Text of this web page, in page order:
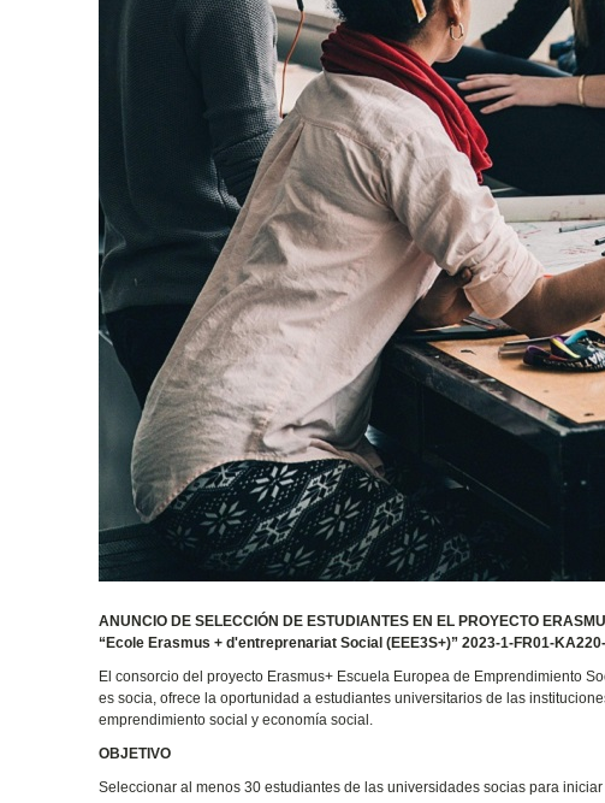
ANUNCIO DE SELECCIÓN DE ESTUDIANTES EN EL PROYECTO
“Ecole Erasmus + d'entreprenariat Social (EEE3S+)” 2023-1-FR01-
El consorcio del proyecto Erasmus+ Escuela Europea de Emprendimiento
es socia, ofrece la oportunidad a estudiantes universitarios de las
emprendimiento social y economía social.
OBJETIVO
Seleccionar al menos 30 estudiantes de las universidades socias para